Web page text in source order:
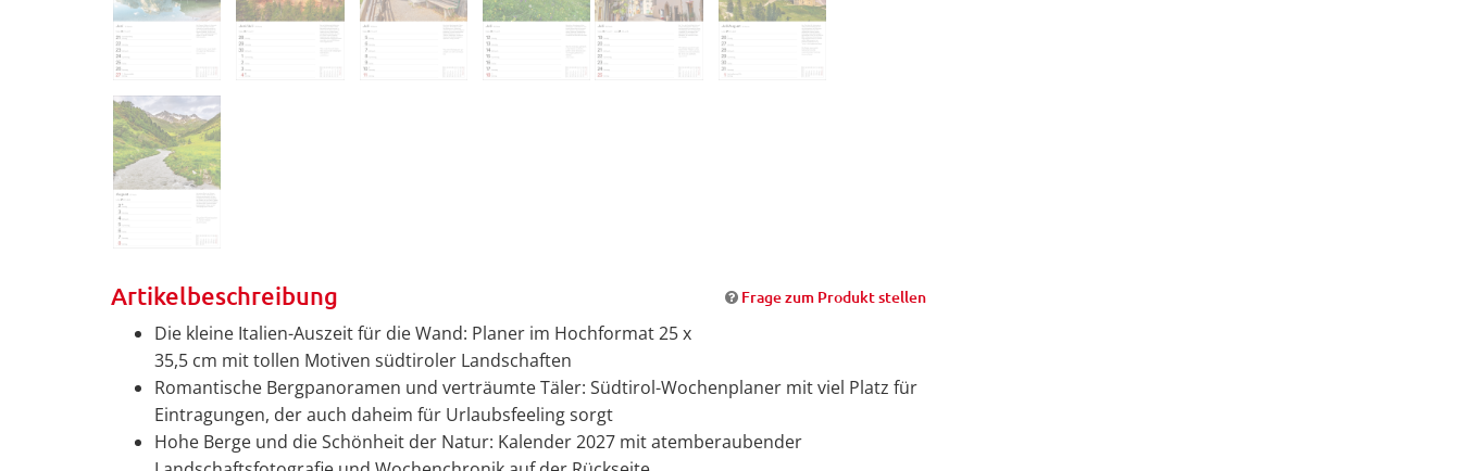
Artikelbeschreibung Frage zum Produkt stellen
Die kleine Italien-Auszeit für die Wand: Planer im Hochformat 25 x
35,5 cm mit tollen Motiven südtiroler Landschaften
Romantische Bergpanoramen und verträumte Täler: Südtirol-Wochenplaner mit viel Platz für
Eintragungen, der auch daheim für Urlaubsfeeling sorgt
Hohe Berge und die Schönheit der Natur: Kalender 2027 mit atemberaubender